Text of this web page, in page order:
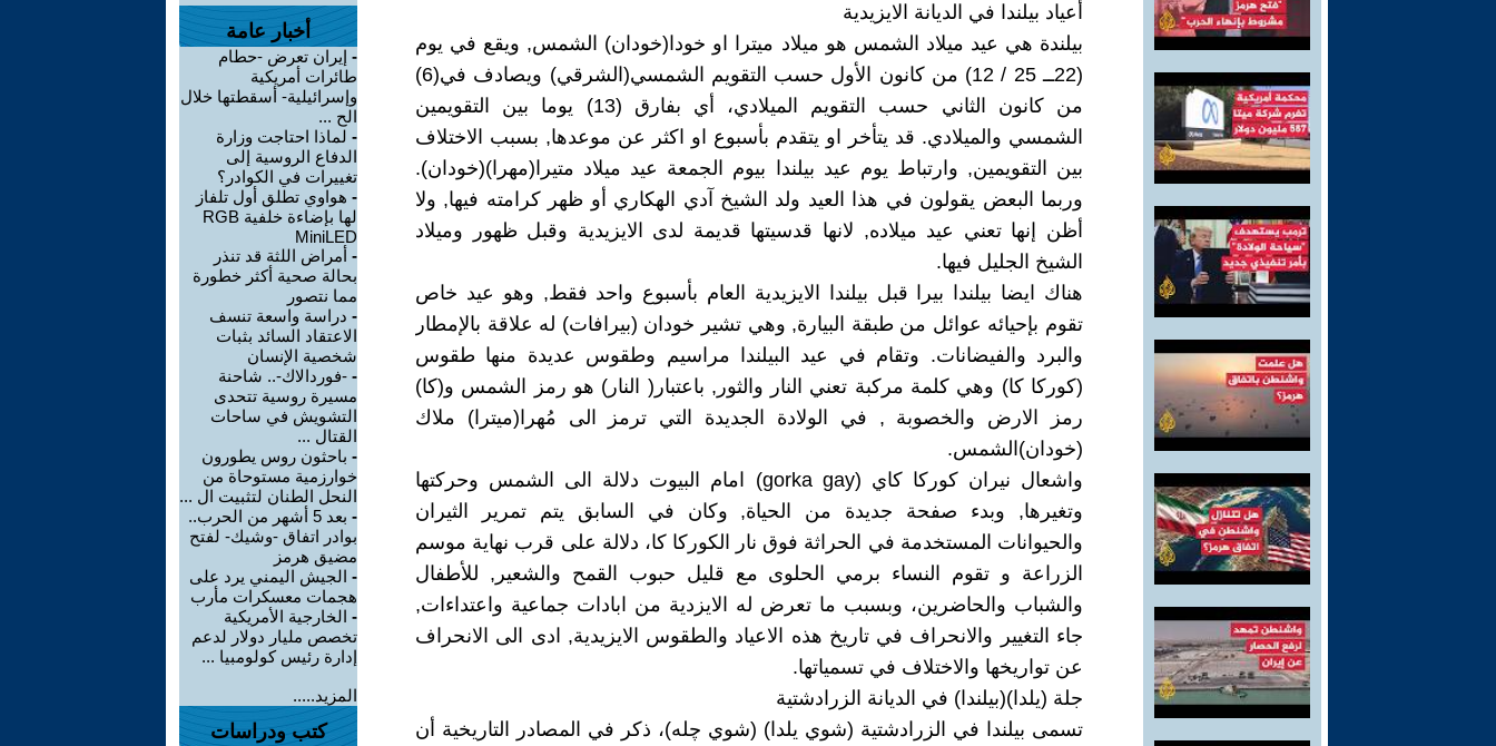
أعياد بيلندا في الديانة الايزيدية
بيلندة هي عيد ميلاد الشمس هو ميلاد ميترا او خودا(خودان) الشمس, ويقع في يوم
(22ــ 25 / 12) من كانون الأول حسب التقويم الشمسي(الشرقي) ويصادف في(6)
من كانون الثاني حسب التقويم الميلادي، أي بفارق (13) يوما بين التقويمين
الشمسي والميلادي. قد يتأخر او يتقدم بأسبوع او اكثر عن موعدها, بسبب الاختلاف
بين التقويمين, وارتباط يوم عيد بيلندا بيوم الجمعة عيد ميلاد متيرا(مهرا)(خودان).
وربما البعض يقولون في هذا العيد ولد الشيخ آدي الهكاري أو ظهر كرامته فيها, ولا
أظن إنها تعني عيد ميلاده, لانها قدسيتها قديمة لدى الايزيدية وقبل ظهور وميلاد
الشيخ الجليل فيها.
هناك ايضا بيلندا بيرا قبل بيلندا الايزيدية العام بأسبوع واحد فقط, وهو عيد خاص
تقوم بإحيائه عوائل من طبقة البيارة, وهي تشير خودان (بيرافات) له علاقة بالإمطار
والبرد والفيضانات. وتقام في عيد البيلندا مراسيم وطقوس عديدة منها طقوس
(كوركا كا) وهي كلمة مركبة تعني النار والثور, باعتبار( النار) هو رمز الشمس و(كا)
رمز الارض والخصوبة , في الولادة الجديدة التي ترمز الى مُهرا(ميترا) ملاك
(خودان)الشمس.
واشعال نيران كوركا كاي (gorka gay) امام البيوت دلالة الى الشمس وحركتها
وتغيرها, وبدء صفحة جديدة من الحياة, وكان في السابق يتم تمرير الثيران
والحيوانات المستخدمة في الحراثة فوق نار الكوركا كا، دلالة على قرب نهاية موسم
الزراعة و تقوم النساء برمي الحلوى مع قليل حبوب القمح والشعير, للأطفال
والشباب والحاضرين، وبسبب ما تعرض له الايزدية من ابادات جماعية واعتداءات,
جاء التغيير والانحراف في تاريخ هذه الاعياد والطقوس الايزيدية, ادى الى الانحراف
عن تواريخها والاختلاف في تسمياتها.
جلة (يلدا)(بيلندا) في الديانة الزرادشتية
تسمى بيلندا في الزرادشتية (شوي يلدا) (شوي چله)، ذكر في المصادر التاريخية أن
أخبار عامة
- إيران تعرض -حطام
طائرات أمريكية
وإسرائيلية- أسقطتها خلال
الح ...
- لماذا احتاجت وزارة
الدفاع الروسية إلى
تغييرات في الكوادر؟
- هواوي تطلق أول تلفاز
لها بإضاءة خلفية RGB
MiniLED
- أمراض اللثة قد تنذر
بحالة صحية أكثر خطورة
مما نتصور
- دراسة واسعة تنسف
الاعتقاد السائد بثبات
شخصية الإنسان
- -فوردالاك-.. شاحنة
مسيرة روسية تتحدى
التشويش في ساحات
القتال ...
- باحثون روس يطورون
خوارزمية مستوحاة من
النحل الطنان لتثبيت ال ...
-
بعد 5 أشهر من الحرب..
بوادر اتفاق -وشيك- لفتح
مضيق هرمز
- الجيش اليمني يرد على
هجمات معسكرات مأرب
- الخارجية الأمريكية
تخصص مليار دولار لدعم
إدارة رئيس كولومبيا ...
المزيد.....
كتب ودراسات